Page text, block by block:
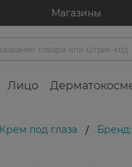
Магазины
Лицо
Крем под глаза /